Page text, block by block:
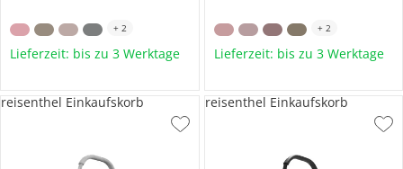
+ 2
Lieferzeit: bis zu 3 Werktage
+ 2
Lieferzeit: bis zu 3 Werktage
reisenthel Einkaufskorb reisenthel Einkaufskorb